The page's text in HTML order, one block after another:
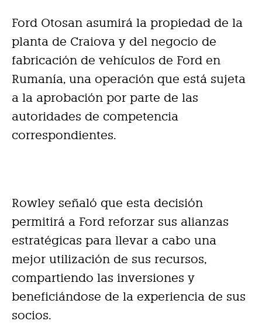
Ford Otosan asumirá la propiedad de la
planta de Craiova y del negocio de
fabricación de vehículos de Ford en
Rumanía, una operación que está sujeta
a la aprobación por parte de las
autoridades de competencia
correspondientes.
Rowley señaló que esta decisión
permitirá a Ford reforzar sus alianzas
estratégicas para llevar a cabo una
mejor utilización de sus recursos,
compartiendo las inversiones y
beneficiándose de la experiencia de sus
socios.